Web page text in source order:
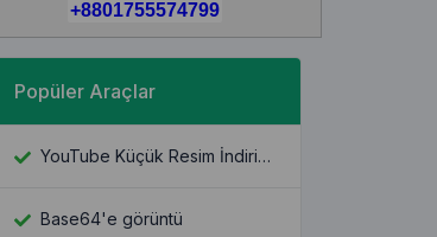
Popüler Araçlar
YouTube Küçük Resim İndiricisi
Base64'e görüntü